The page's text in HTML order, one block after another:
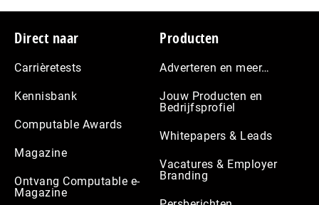
Footer
Direct naar
Carrièretests
Kennisbank
Computable Awards
Magazine
Ontvang Computable e-
Magazine
Producten
Adverteren en meer…
Jouw Producten en
Bedrijfsprofiel
Whitepapers & Leads
Vacatures & Employer
Branding